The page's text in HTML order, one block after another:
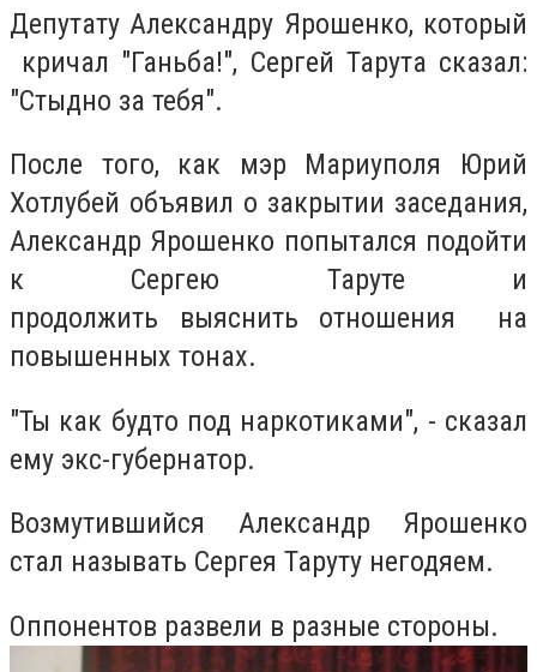
Депутату Александру Ярошенко, который
кричал "Ганьба!", Сергей Тарута сказал:
"Стыдно за тебя".
После того, как мэр Мариуполя Юрий
Хотлубей объявил о закрытии заседания,
Александр Ярошенко попытался подойти
к Сергею Таруте и
продолжить выяснить отношения на
повышенных тонах.
"Ты как будто под наркотиками", - сказал
ему экс-губернатор.
Возмутившийся Александр Ярошенко
стал называть Сергея Таруту негодяем.
Оппонентов развели в разные стороны.